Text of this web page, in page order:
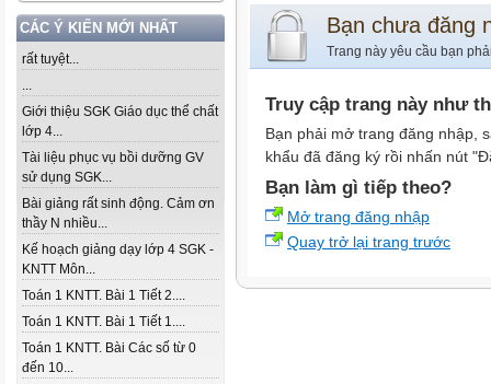
CÁC Ý KIẾN MỚI NHẤT
rất tuyệt...
...
Giới thiệu SGK Giáo dục thể chất
lớp 4...
Tài liệu phục vụ bồi dưỡng GV
sử dụng SGK...
Bài giảng rất sinh động. Cảm ơn
thầy N nhiều...
Kế hoạch giảng dạy lớp 4 SGK -
KNTT Môn...
Toán 1 KNTT. Bài 1 Tiết 2....
Toán 1 KNTT. Bài 1 Tiết 1....
Toán 1 KNTT. Bài Các số từ 0
đến 10...
Bạn chưa đăng
Trang này yêu cầu bạn
Truy cập trang này như
Bạn phải mở trang đăng nhập,
khẩu đã đăng ký rồi nhấn nút
Bạn làm gì tiếp theo?
Mở trang đăng nhập
Quay trở lại trang trước